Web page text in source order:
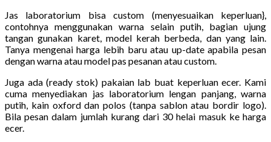
Jas laboratorium bisa custom (menyesuaikan keperluan},
contohnya menggunakan warna selain putih, bagian ujung
tangan gunakan karet, model kerah berbeda, dan yang lain.
Tanya mengenai harga lebih baru atau up-date apabila pesan
dengan warna atau model pas pesanan atau custom.
Juga ada (ready stok) pakaian lab buat keperluan ecer. Kami
cuma menyediakan jas laboratorium lengan panjang, warna
putih, kain oxford dan polos (tanpa sablon atau bordir logo).
Bila pesan dalam jumlah kurang dari 30 helai masuk ke harga
ecer.